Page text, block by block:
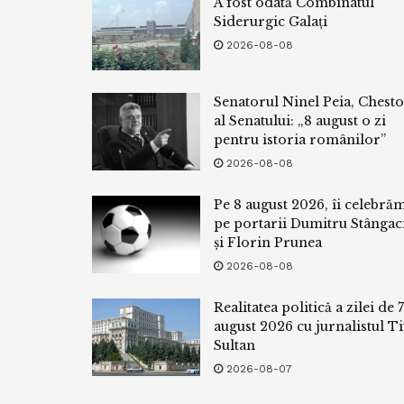
Siderurgic Galați
2026-08-08
Senatorul Ninel Peia,
al Senatului: „8 august o zi
pentru istoria românilor”
2026-08-08
Pe 8 august 2026, îi
pe portarii Dumitru
și Florin Prunea
2026-08-08
Realitatea politică a zilei de 7
august 2026 cu jurnalistul
Sultan
2026-08-07